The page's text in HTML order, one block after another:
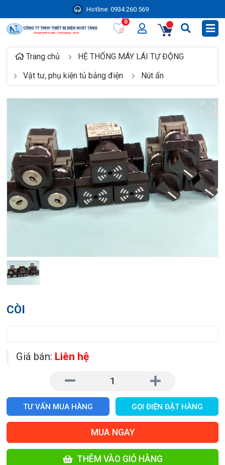
Hotline: 0934.260.569
0
Trang chủ
HỆ THỐNG MÁY LÁI TỰ ĐỘNG
Vật tư, phụ kiện tủ bảng điện
Nút ấn
CÒI
Giá bán: Liên hệ
TƯ VẤN MUA HÀNG GỌI ĐIỆN ĐẶT HÀNG
MUA NGAY
THÊM VÀO GIỎ HÀNG